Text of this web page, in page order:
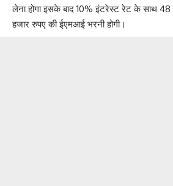
लेना होगा इसके बाद 10% इंटरेस्ट रेट के साथ
हजार रुपए की ईएमआई भरनी होगी।